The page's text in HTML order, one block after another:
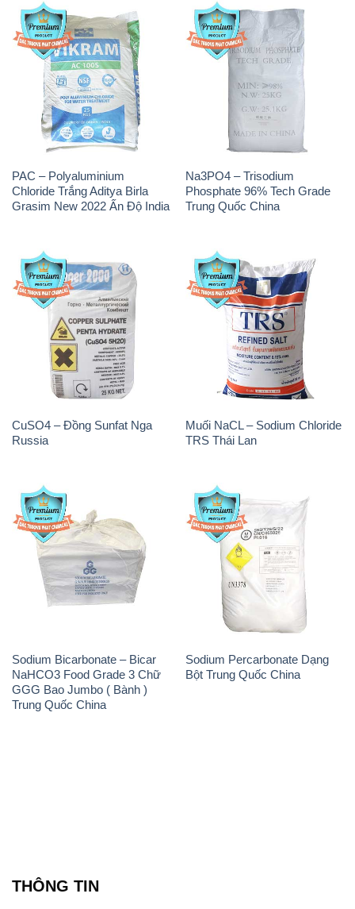
PAC – Polyaluminium
Chloride Trắng Aditya Birla
Grasim New 2022 Ấn Độ India
Na3PO4 – Trisodium
Phosphate 96% Tech Grade
Trung Quốc China
CuSO4 – Đồng Sunfat Nga
Russia
Muối NaCL – Sodium Chloride
TRS Thái Lan
Sodium Bicarbonate – Bicar
NaHCO3 Food Grade 3 Chữ
GGG Bao Jumbo ( Bành )
Trung Quốc China
Sodium Percarbonate Dạng
Bột Trung Quốc China
THÔNG TIN